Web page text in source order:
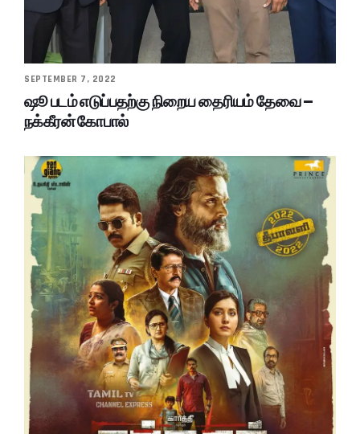
SEPTEMBER 7, 2022
ஷூ படம் எடுப்பதற்கு நிறைய தைரியம் தேவை –
நக்கீரன் கோபால்